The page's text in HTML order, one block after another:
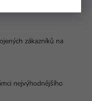
zákazníků na
nejvýhodnějšího